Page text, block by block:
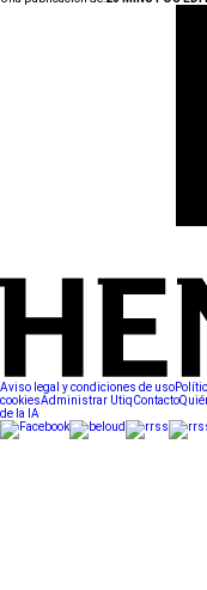
Aviso legal y condiciones de uso
cookiesAdministrar UtiqContacto
de la IA